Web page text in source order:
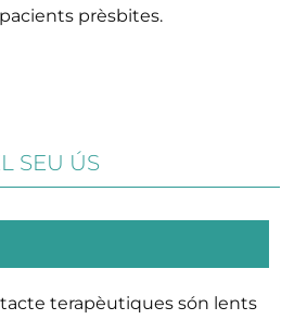
prèsbites.
SEU ÚS
terapèutiques són lents